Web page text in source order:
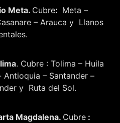
Meta. Cubre: Meta –
– Arauca y Llanos
. Cubre : Tolima – Huila
– Santander –
y Ruta del Sol.
Magdalena. Cubre :